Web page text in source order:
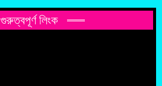
গুরুত্বপূর্ণ লিংক